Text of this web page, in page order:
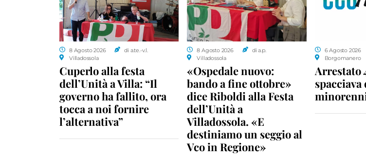
8 Agosto 2026
di a.te.-v.l.
Villadossola
Cuperlo alla festa
dell’Unità a Villa: “Il
governo ha fallito, ora
tocca a noi fornire
l’alternativa”
8 Agosto 2026
di a.p.
Villadossola
«Ospedale nuovo:
bando a fine ottobre»
dice Riboldi alla Festa
dell’Unità a
Villadossola. «E
destiniamo un seggio al
Vco in Regione»
6 Agosto 2026
Borgomanero
Arrestato
spacciava